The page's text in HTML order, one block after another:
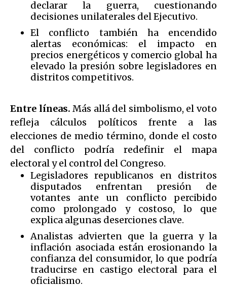
declarar la guerra, cuestionando
decisiones unilaterales del Ejecutivo.
El conflicto también ha encendido
alertas económicas: el impacto en
precios energéticos y comercio global ha
elevado la presión sobre legisladores en
distritos competitivos.
Entre líneas. Más allá del simbolismo, el voto
refleja cálculos políticos frente a las
elecciones de medio término, donde el costo
del conflicto podría redefinir el mapa
electoral y el control del Congreso.
Legisladores republicanos en distritos
disputados enfrentan presión de
votantes ante un conflicto percibido
como prolongado y costoso, lo que
explica algunas deserciones clave.
Analistas advierten que la guerra y la
inflación asociada están erosionando la
confianza del consumidor, lo que podría
traducirse en castigo electoral para el
oficialismo.